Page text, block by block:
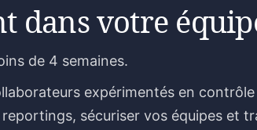
dans votre
de 4 semaines.
expérimentés en
sécuriser vos équipes et